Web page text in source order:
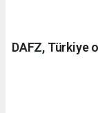
DAFZ, Türkiye